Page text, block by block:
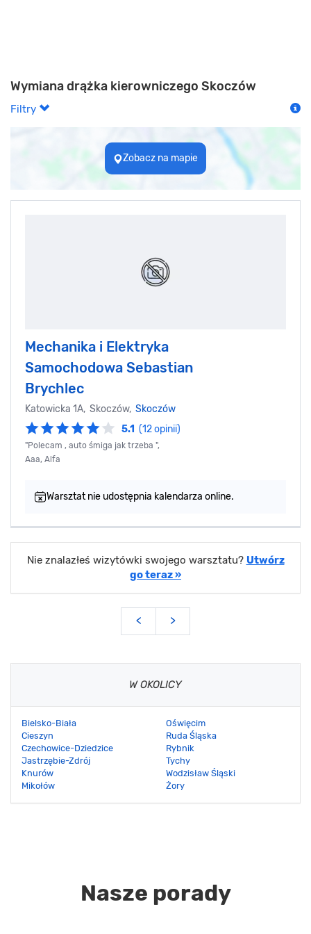
Wymiana drążka kierowniczego Skoczów
Filtry
Zobacz na mapie
Mechanika i Elektryka
Samochodowa Sebastian
Brychlec
Katowicka 1A, Skoczów, Skoczów
5.1 (12 opinii)
"Polecam , auto śmiga jak trzeba ",
Aaa, Alfa
Warsztat nie udostępnia kalendarza online.
Nie znalazłeś wizytówki swojego warsztatu? Utwórz
go teraz »
< >
W OKOLICY
Bielsko-Biała
Cieszyn
Czechowice-Dziedzice
Jastrzębie-Zdrój
Knurów
Mikołów
Oświęcim
Ruda Śląska
Rybnik
Tychy
Wodzisław Śląski
Żory
Nasze porady